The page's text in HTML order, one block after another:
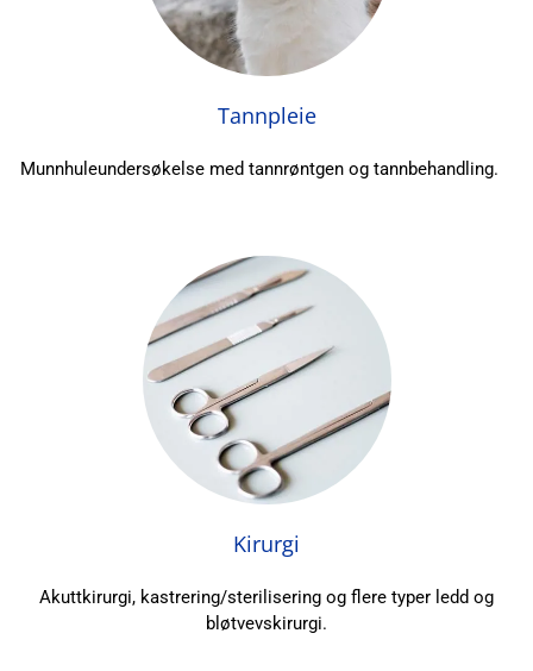
Tannpleie
Munnhuleundersøkelse med tannrøntgen og tannbehandling.
Kirurgi
Akuttkirurgi, kastrering/sterilisering og flere typer ledd og
bløtvevskirurgi.